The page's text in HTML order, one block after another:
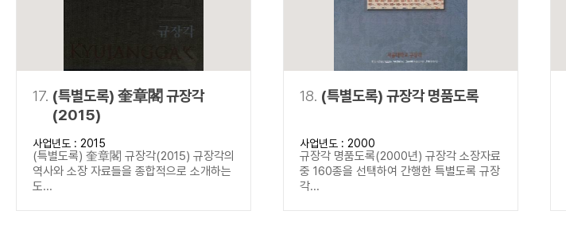
17. (특별도록) 奎章閣 규장각
(2015)
사업년도 : 2015
(특별도록) 奎章閣 규장각(2015) 규장각의
역사와 소장 자료들을 종합적으로 소개하는
도...
18. (특별도록) 규장각 명품도록
사업년도 : 2000
규장각 명품도록(2000년) 규장각 소장자료
중 160종을 선택하여 간행한 특별도록 규장
각...